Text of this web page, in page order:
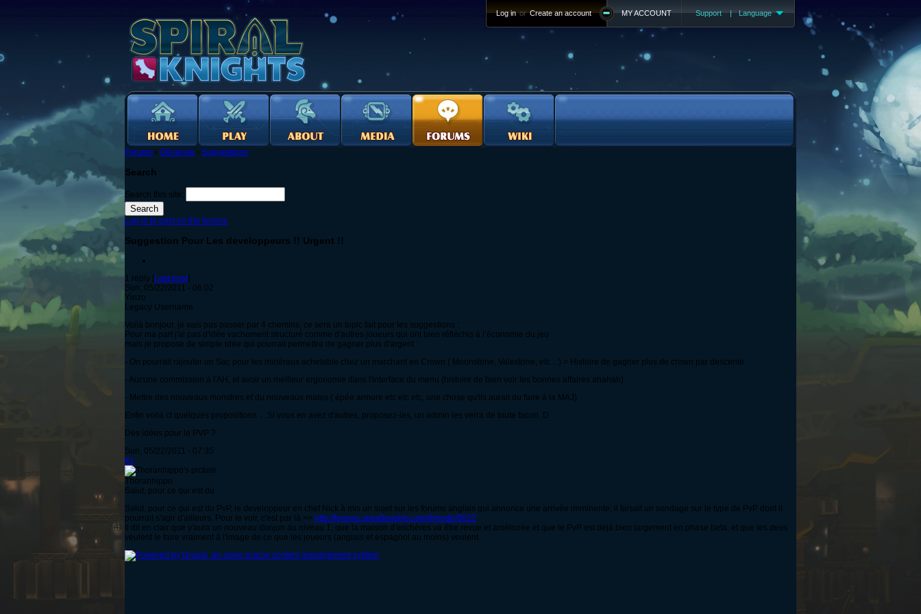
Support | Language
MY ACCOUNT
Log in or Create an account
Forums › Générale › Suggestions
Search
Search this site:
Log in to post on the forums
Suggestion Pour Les developpeurs !! Urgent !!
1 reply [Last post]
Sun, 05/22/2011 - 06:02
Yinzo
Legacy Username
Voilà bonjour, je vais pas passer par 4 chemins, ce sera un topic fait pour les suggestions :
Pour ma part j'ai pas d'idée vachement structuré comme d'autres joueurs qui ont bien réfléchis à l’économie du jeu
mais je propose de simple idée qui pourrait permettre de gagner plus d'argent :
- On pourrait rajouter un Sac pour les minéraux achetable chez un marchant en Crown ( Moonstone, Valestone, etc ...) = Histoire de gagner plus de crown par descente.
- Aucune commission à l'AH, et avoir un meilleur ergonomie dans l'interface du menu (histoire de bien voir les bonnes affaires ahahah)
- Mettre des nouveaux monstres et du nouveaux matos ( épée armure etc etc etc, une chose qu'ils aurait du faire à la MAJ)
Enfin voila ct quelques propositions ... Si vous en avez d'autres, proposez-les, un admin les verra de toute facon :D
Des idées pour le PVP ?
Sun, 05/22/2011 - 07:35
#1
Thoranhippo
Salut, pour ce qui est du
Salut, pour ce qui est du PvP, le developpeur en chef Nick à mis un sujet sur les forums anglais qui annonce une arrivée imminente; il faisait un sondage sur le type de PvP dont il
pourrait s'agir d'ailleurs. Pour le voir, c'est par là >> http://forums.spiralknights.com/fr/node/9022
Il dit en clair que y'aura un nouveau donjon au niveau 1, que la maison d'enchères va être revue et améliorée et que le PvP est déjà bien largement en phase beta, et que les devs
veulent le faire vraiment à l'image de ce que les joueurs (anglais et espagnol au moins) veulent.